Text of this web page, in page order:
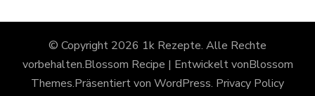
© Copyright 2026 1k Rezepte. Alle Rechte
vorbehalten.Blossom Recipe | Entwickelt vonBlossom
Themes.Präsentiert von WordPress. Privacy Policy